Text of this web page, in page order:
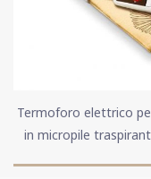
Termoforo elettrico
in micropile